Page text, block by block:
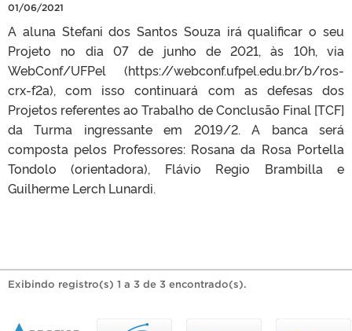
01/06/2021
A aluna Stefani dos Santos Souza irá qualificar o seu
Projeto no dia 07 de junho de 2021, às 10h, via
WebConf/UFPel (https://webconf.ufpel.edu.br/b/ros-
crx-f2a), com isso continuará com as defesas dos
Projetos referentes ao Trabalho de Conclusão Final [TCF]
da Turma ingressante em 2019/2. A banca será
composta pelos Professores: Rosana da Rosa Portella
Tondolo (orientadora), Flávio Regio Brambilla e
Guilherme Lerch Lunardi.
Exibindo registro(s) 1 a 3 de 3 encontrado(s).